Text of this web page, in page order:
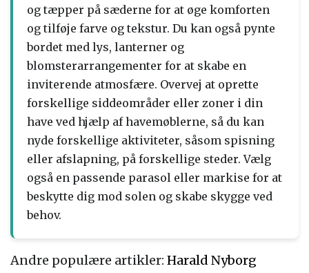
og tæpper på sæderne for at øge komforten
og tilføje farve og tekstur. Du kan også pynte
bordet med lys, lanterner og
blomsterarrangementer for at skabe en
inviterende atmosfære. Overvej at oprette
forskellige siddeområder eller zoner i din
have ved hjælp af havemøblerne, så du kan
nyde forskellige aktiviteter, såsom spisning
eller afslapning, på forskellige steder. Vælg
også en passende parasol eller markise for at
beskytte dig mod solen og skabe skygge ved
behov.
Andre populære artikler: Harald Nyborg